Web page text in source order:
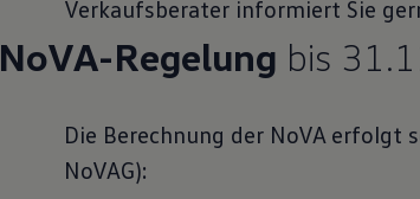
Verkaufsberater informiert Sie
NoVA-Regelung bis
Die Berechnung der NoVA erfolgt
NoVAG):